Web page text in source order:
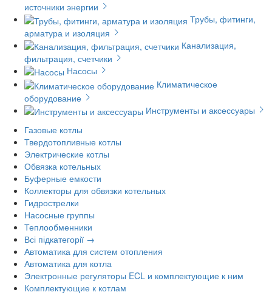
источники энергии
Трубы, фитинги,
арматура и изоляция
Канализация,
фильтрация, счетчики
Насосы
Климатическое
оборудование
Инструменты и аксессуары
Газовые котлы
Твердотопливные котлы
Электрические котлы
Обвязка котельных
Буферные емкости
Коллекторы для обвязки котельных
Гидрострелки
Насосные группы
Теплообменники
Всі підкатегорії →
Автоматика для систем отопления
Автоматика для котла
Электронные регуляторы ECL и комплектующие к ним
Комплектующие к котлам